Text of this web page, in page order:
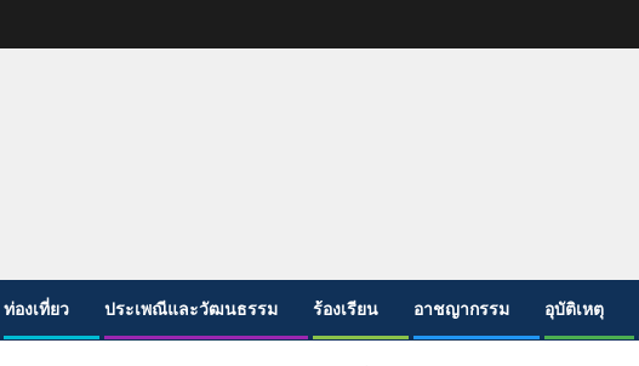
ท่องเที่ยว ประเพณีและวัฒนธรรม ร้องเรียน อาชญากรรม อุบัติเหตุ